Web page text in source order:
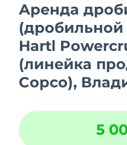
Аренда
(дробильной
Hartl
(линейка
Copco),
5